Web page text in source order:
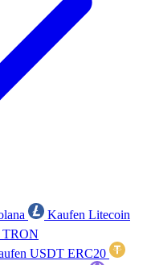
Kaufen Litecoin
TRON
USDT ERC20